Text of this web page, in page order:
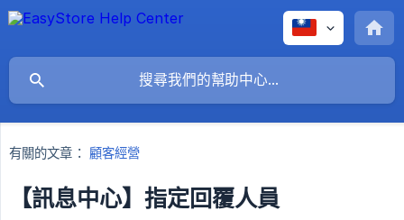
有關的文章： 顧客經營
【訊息中心】指定回覆人員